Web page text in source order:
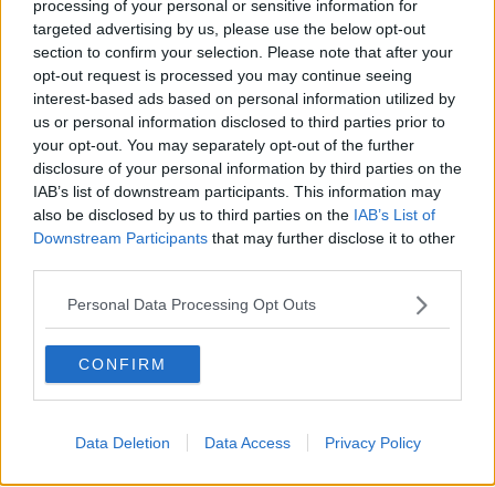
processing of your personal or sensitive information for
targeted advertising by us, please use the below opt-out
section to confirm your selection. Please note that after your
opt-out request is processed you may continue seeing
interest-based ads based on personal information utilized by
us or personal information disclosed to third parties prior to
your opt-out. You may separately opt-out of the further
disclosure of your personal information by third parties on the
IAB’s list of downstream participants. This information may
also be disclosed by us to third parties on the IAB’s List of
Downstream Participants that may further disclose it to other
Personal Data Processing Opt Outs
CONFIRM
Data Deletion Data Access Privacy Policy
stato resta, né si ricorda. Nemmeno tutto è degno di memoria. Ma
qualcosa -mi sarebbe piaciuto dire molto- rimane e ancora va
avanti. Non so se questo ci insegna sempre come fare. A volte lo
credo, a volte no. Però forse rimane il fatto che, a nostro modo,
fummo gruppo dirigente e non perché ne abbiamo avuto il potere.
O non solo per questo, per chi potere ne ha avuto, ha pensato di
averlo oppure se n’è illuso. No. Per un’altra fondamentale ragione:
perché non eravamo solo meri dispensatori di servizi. Siamo stati
critica. Partecipazione. E costruzione di cambiamento.
Buon compleanno Agorà! Quali che siano gli anni, che del resto a
fortuna.
Libero Venturi
Pontedera, maggio 2020
_____________________
l’Agorà, dopo i lavori di restauro svolti nella sede di Via Valtriani.
Riproporre questo racconto, uscito anni fa nella rubrica “Pensieri